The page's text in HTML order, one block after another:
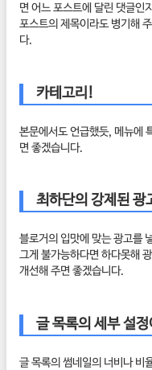
면 어느 포스트에 달린 댓글인
포스트의 제목이라도 병기해
다.
카테고리!
본문에서도 언급했듯, 메뉴에
면 좋겠습니다.
최하단의 강제된 광
블로거의 입맛에 맞는 광고를
그게 불가능하다면 하다못해
개선해 주면 좋겠습니다.
글 목록의 세부 설
글 목록의 썸네일의 너비나 비